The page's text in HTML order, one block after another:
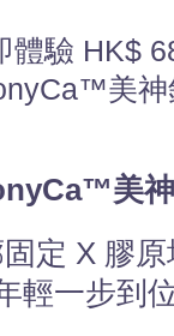
體驗 HK$
美神
美
定 X 膠原
輕一步到